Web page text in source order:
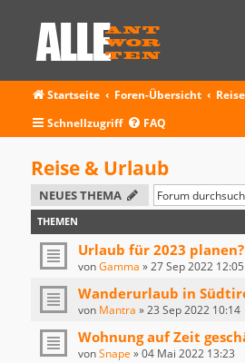
Startseite Foren-Übersicht
Schnellzugriff
FAQ
Reise & Urlaub
NEUES THEMA
THEMEN
Urlaub für 2023 planen?
vonGamma »27 Sep 2022 12:05
Wanderurlaub in
von Mantra »23 Sep 2022 10:14
Wohnung auf Zeit
vonSnape »04 Mai 2022 13:23